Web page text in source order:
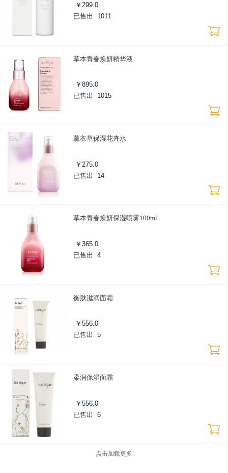
￥ 299.0
已售出
1011
草本青春焕妍精华液
￥ 895.0
已售出
1015
薰衣草保湿花卉水
￥ 275.0
已售出
14
草本青春焕妍保湿喷雾100ml
￥ 365.0
已售出
4
衡肤滋润面霜
￥ 556.0
已售出
5
柔润保湿面霜
￥ 556.0
已售出
6
点击加载更多